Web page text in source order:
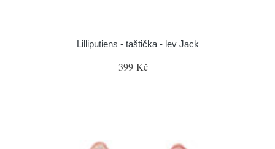
Lilliputiens - taštička - lev Jack
399 Kč